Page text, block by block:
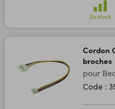
En stock
Cordon
broches
pour
Code :